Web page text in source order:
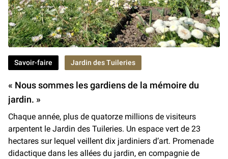
« Nous sommes les gardiens de la mémoire du
jardin. »
Savoir-faire Jardin des Tuileries
Chaque année, plus de quatorze millions de visiteurs
arpentent le Jardin des Tuileries. Un espace vert de 23
hectares sur lequel veillent dix jardiniers d’art. Promenade
didactique dans les allées du jardin, en compagnie de